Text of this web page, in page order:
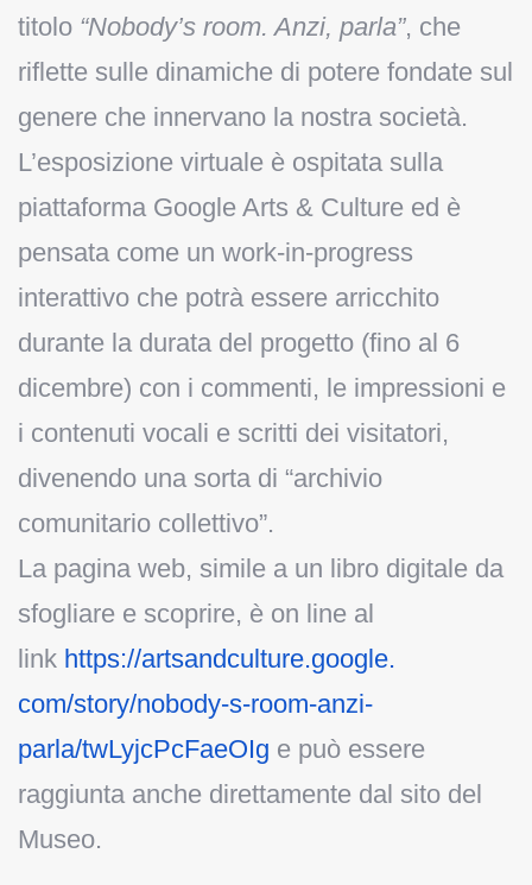
titolo “Nobody’s room. Anzi, parla”, che
riflette sulle dinamiche di potere fondate sul
genere che innervano la nostra società.
L’esposizione virtuale è ospitata sulla
piattaforma Google Arts & Culture ed è
pensata come un work-in-progress
interattivo che potrà essere arricchito
durante la durata del progetto (fino al 6
dicembre) con i commenti, le impressioni e
i contenuti vocali e scritti dei visitatori,
divenendo una sorta di “archivio
comunitario collettivo”.
La pagina web, simile a un libro digitale da
sfogliare e scoprire, è on line al
link https://artsandculture.google.
com/story/nobody-s-room-anzi-
parla/twLyjcPcFaeOIg e può essere
raggiunta anche direttamente dal sito del
Museo.